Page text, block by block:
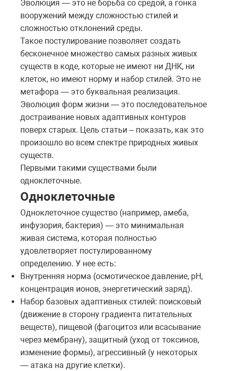
Эволюция — это не борьба со средой, а гонка
вооружений между сложностью стилей и
сложностью отклонений среды.
Такое постулирование позволяет создать
бесконечное множество самых разных живых
существ в коде, которые не имеют ни ДНК, ни
клеток, но имеют норму и набор стилей. Это не
метафора — это буквальная реализация.
Эволюция форм жизни — это последовательное
достраивание новых адаптивных контуров
поверх старых. Цель статьи – показать, как это
произошло во всем спектре природных живых
существ.
Первыми такими существами были
одноклеточные.
Одноклеточные
Одноклеточное существо (например, амеба,
инфузория, бактерия) — это минимальная
живая система, которая полностью
удовлетворяет постулированному
определению. У нее есть:
Внутренняя норма (осмотическое давление, pH,
концентрация ионов, энергетический заряд).
Набор базовых адаптивных стилей: поисковый
(движение в сторону градиента питательных
веществ), пищевой (фагоцитоз или всасывание
через мембрану), защитный (уход от токсинов,
изменение формы), агрессивный (у некоторых
— атака на другие клетки).